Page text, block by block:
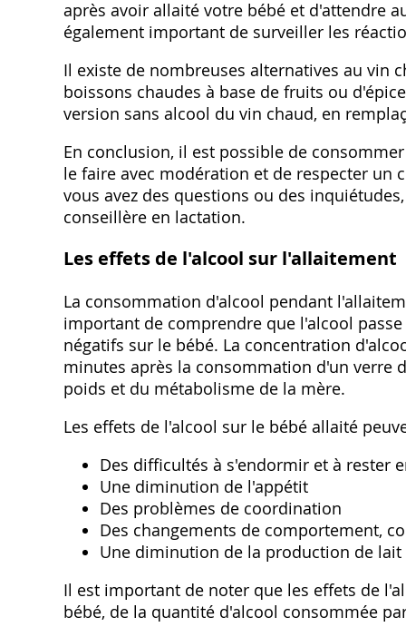
après avoir allaité votre bébé et d'attendre
également important de surveiller les
Il existe de nombreuses alternatives au vin
boissons chaudes à base de fruits ou
version sans alcool du vin chaud‚ en
En conclusion‚ il est possible de
le faire avec modération et de respecter un
vous avez des questions ou des
conseillère en lactation.
Les effets de l'alcool sur l'allaitement
La consommation d'alcool pendant
important de comprendre que l'alcool
négatifs sur le bébé. La concentration
minutes après la consommation d'un verre
poids et du métabolisme de la mère.
Les effets de l'alcool sur le bébé allaité
Des difficultés à s'endormir et à rester
Une diminution de l'appétit
Des problèmes de coordination
Des changements de comportement‚
Une diminution de la production de
Il est important de noter que les effets de
bébé‚ de la quantité d'alcool consommée